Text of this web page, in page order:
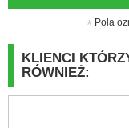
Pola
KLIENCI
RÓWNIEŻ: